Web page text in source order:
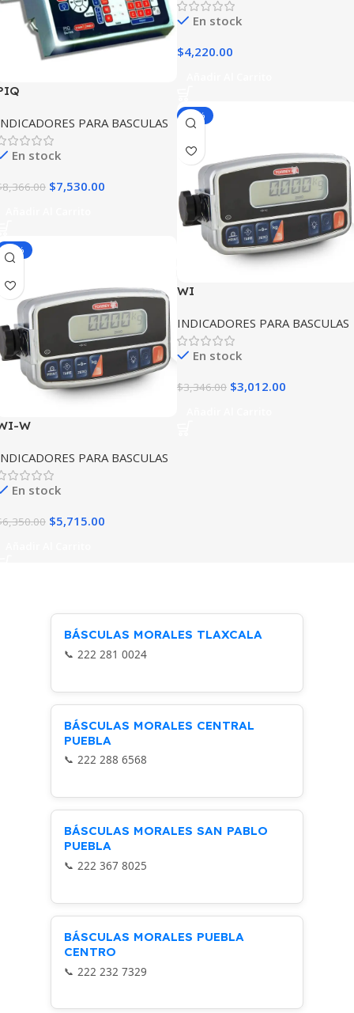
En stock
$4,220.00
PARA BASCULAS
En stock
8,366.00 $7,530.00
-10%
WI
INDICADORES PARA BASCULAS
En stock
$3,346.00 $3,012.00
-10%
W
PARA BASCULAS
En stock
6,350.00 $5,715.00
BÁSCULAS MORALES TLAXCALA
222 281 0024
BÁSCULAS MORALES CENTRAL
PUEBLA
222 288 6568
BÁSCULAS MORALES SAN PABLO
PUEBLA
222 367 8025
BÁSCULAS MORALES PUEBLA
CENTRO
222 232 7329